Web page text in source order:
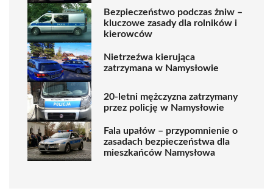
Bezpieczeństwo podczas żniw –
kluczowe zasady dla rolników i
kierowców
Nietrzeźwa kierująca
zatrzymana w Namysłowie
20-letni mężczyzna zatrzymany
przez policję w Namysłowie
Fala upałów – przypomnienie o
zasadach bezpieczeństwa dla
mieszkańców Namysłowa